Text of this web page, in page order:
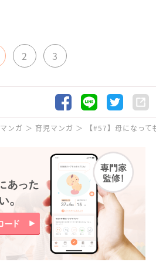
2 3
マンガ 育児マンガ 【#57】母になっ